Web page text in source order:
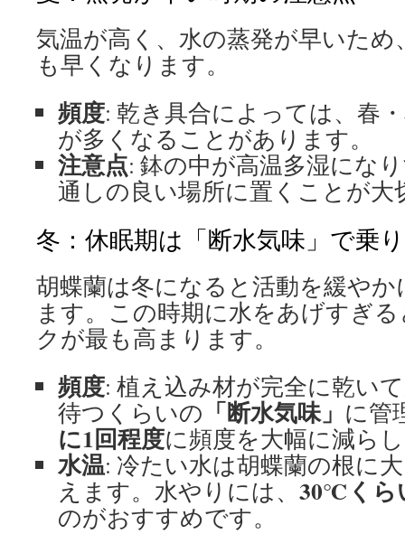
気温が高く、水の蒸発が早いた
も早くなります。
頻度: 乾き具合によっては、春
が多くなることがあります。
注意点: 鉢の中が高温多湿にな
通しの良い場所に置くことが大
冬：休眠期は「断水気味」で乗
胡蝶蘭は冬になると活動を緩やか
ます。この時期に水をあげすぎ
クが最も高まります。
頻度: 植え込み材が完全に乾い
待つくらいの 「断水気味」 に管
に1回程度に頻度を大幅に減ら
水温: 冷たい水は胡蝶蘭の根に
えます。水やりには、 30℃くら
のがおすすめです。